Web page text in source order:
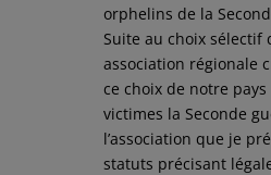
orphelins de la
Suite au choix sélectif
association régionale
ce choix de notre
victimes la Seconde
l’association que je
statuts précisant